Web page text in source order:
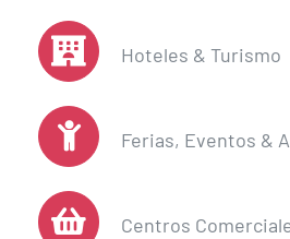
Hoteles & Turismo
Ferias, Eventos &
Centros